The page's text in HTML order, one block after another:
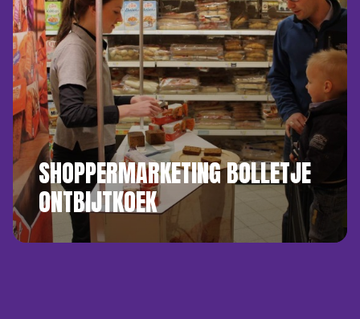
SHOPPERMARKETING BOLLETJE
ONTBIJTKOEK